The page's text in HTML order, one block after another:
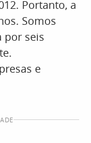
Portanto, a
Somos
por seis
e